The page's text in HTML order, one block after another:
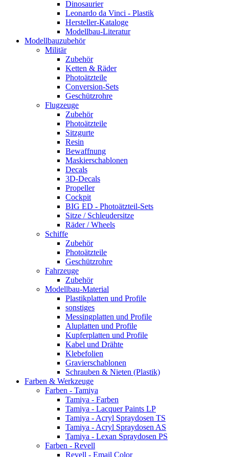
Dinosaurier
Leonardo da Vinci - Plastik
Hersteller-Kataloge
Modellbau-Literatur
Modellbauzubehör
Militär
Zubehör
Ketten & Räder
Photoätzteile
Conversion-Sets
Geschützrohre
Flugzeuge
Zubehör
Photoätzteile
Sitzgurte
Resin
Bewaffnung
Maskierschablonen
Decals
3D-Decals
Propeller
Cockpit
BIG ED - Photoätzteil-Sets
Sitze / Schleudersitze
Räder / Wheels
Schiffe
Zubehör
Photoätzteile
Geschützrohre
Fahrzeuge
Zubehör
Modellbau-Material
Plastikplatten und Profile
sonstiges
Messingplatten und Profile
Aluplatten und Profile
Kupferplatten und Profile
Kabel und Drähte
Klebefolien
Gravierschablonen
Schrauben & Nieten (Plastik)
Farben & Werkzeuge
Farben - Tamiya
Tamiya - Farben
Tamiya - Lacquer Paints LP
Tamiya - Acryl Spraydosen TS
Tamiya - Acryl Spraydosen AS
Tamiya - Lexan Spraydosen PS
Farben - Revell
Revell - Email Color